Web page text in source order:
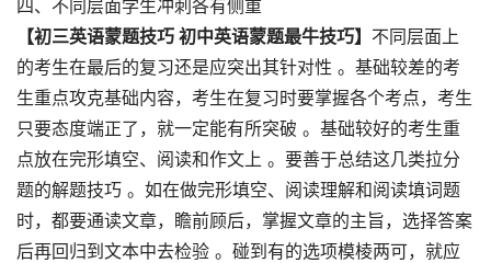
四、不同层面学生冲刺各有侧重
【初三英语蒙题技巧 初中英语蒙题最牛技巧】 不同层面上
的考生在最后的复习还是应突出其针对性 。基础较差的考
生重点攻克基础内容，考生在复习时要掌握各个考点，考生
只要态度端正了，就一定能有所突破 。基础较好的考生重
点放在完形填空、阅读和作文上 。要善于总结这几类拉分
题的解题技巧 。如在做完形填空、阅读理解和阅读填词题
时，都要通读文章，瞻前顾后，掌握文章的主旨，选择答案
后再回归到文本中去检验 。碰到有的选项模棱两可，就应